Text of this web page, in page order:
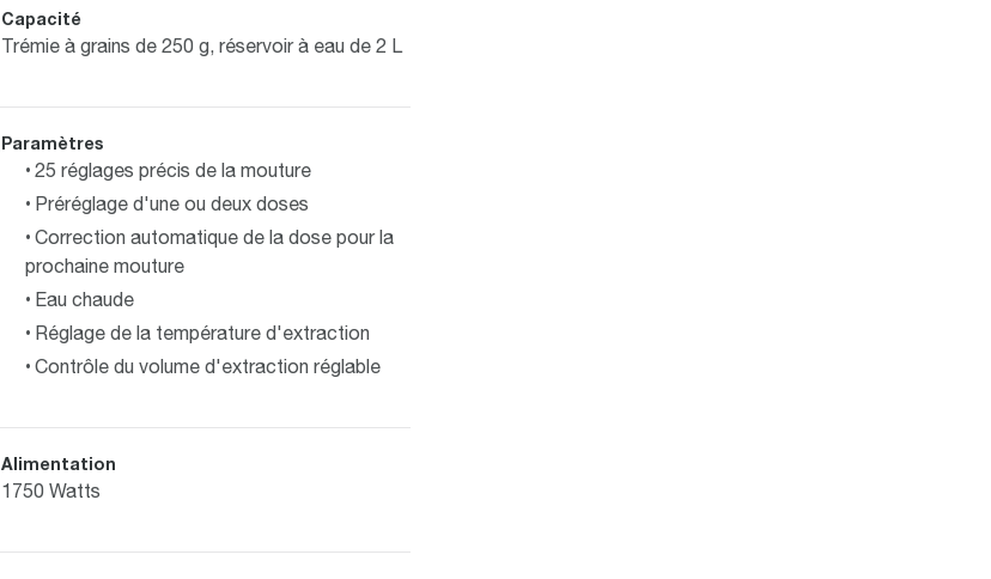
Capacité
Trémie à grains de 250 g, réservoir à eau de 2 L
Paramètres
25 réglages précis de la mouture
Préréglage d'une ou deux doses
Correction automatique de la dose pour la
prochaine mouture
Eau chaude
Réglage de la température d'extraction
Contrôle du volume d'extraction réglable
Alimentation
1750 Watts